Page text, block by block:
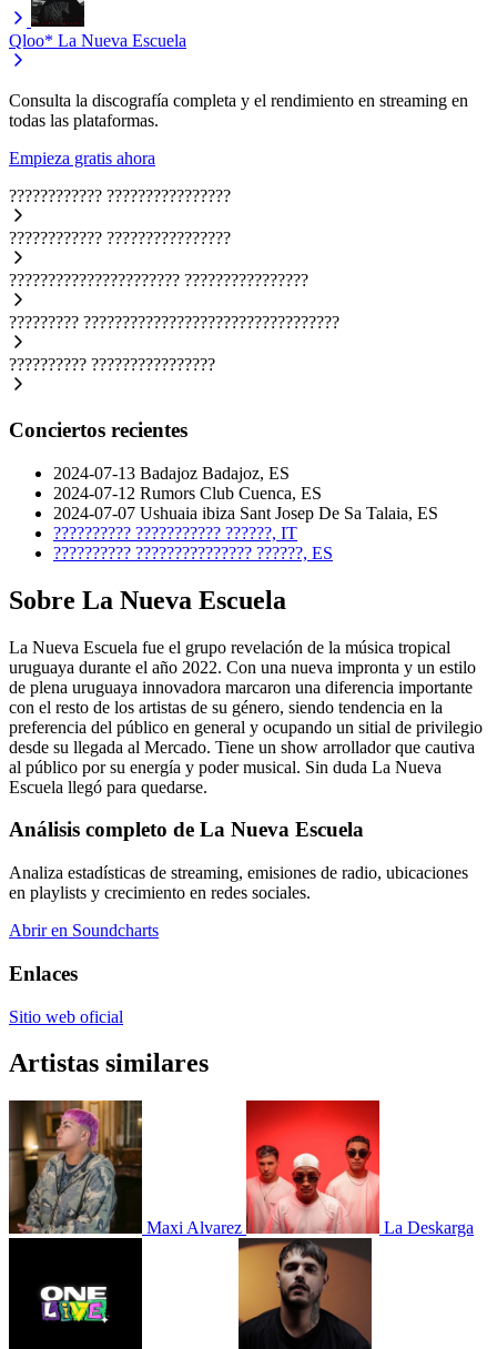
Qloo* La Nueva Escuela
Consulta la discografía completa y el rendimiento en streaming en
todas las plataformas.
Empieza gratis ahora
???????????? ????????????????
???????????? ????????????????
?????????????????????? ????????????????
????????? ?????????????????????????????????
?????????? ????????????????
Conciertos recientes
2024-07-13 Badajoz Badajoz, ES
2024-07-12 Rumors Club Cuenca, ES
2024-07-07 Ushuaia ibiza Sant Josep De Sa Talaia, ES
?????????? ??????????? ??????, IT
?????????? ??????????????? ??????, ES
Sobre La Nueva Escuela
La Nueva Escuela fue el grupo revelación de la música tropical
uruguaya durante el año 2022. Con una nueva impronta y un estilo
de plena uruguaya innovadora marcaron una diferencia importante
con el resto de los artistas de su género, siendo tendencia en la
preferencia del público en general y ocupando un sitial de privilegio
desde su llegada al Mercado. Tiene un show arrollador que cautiva
al público por su energía y poder musical. Sin duda La Nueva
Escuela llegó para quedarse.
Análisis completo de La Nueva Escuela
Analiza estadísticas de streaming, emisiones de radio, ubicaciones
en playlists y crecimiento en redes sociales.
Abrir en Soundcharts
Enlaces
Sitio web oficial
Artistas similares
Maxi Alvarez La Deskarga